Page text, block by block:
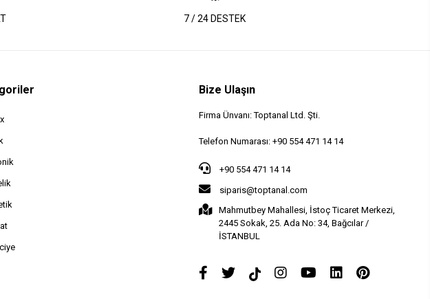
7 / 24 DESTEK
Bize Ulaşın
Firma Ünvanı: Toptanal Ltd. Şti.
Telefon Numarası: +90 554 471 14 14
+90 554 471 14 14
siparis@toptanal.com
Mahmutbey Mahallesi, İstoç Ticaret Merkezi,
2445 Sokak, 25. Ada No: 34, Bağcılar /
İSTANBUL